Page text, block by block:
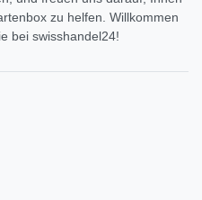
zu helfen. Willkommen
bei swisshandel24!